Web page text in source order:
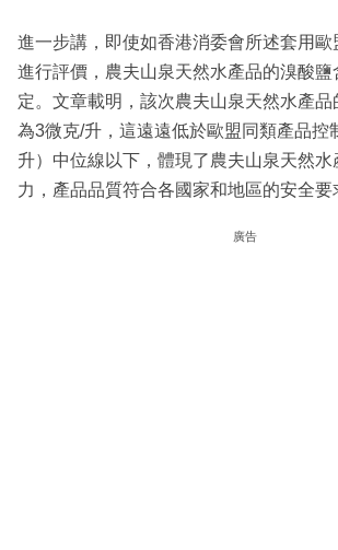
進一步講，即使如香港消委會所述套用
進行評價，農夫山泉天然水產品的溴酸鹽
定。文章載明，該次農夫山泉天然水產
為3微克/升，這遠遠低於歐盟同類產品控
升）中位線以下，體現了農夫山泉天然
力，產品品質符合各國家和地區的安全要
廣告